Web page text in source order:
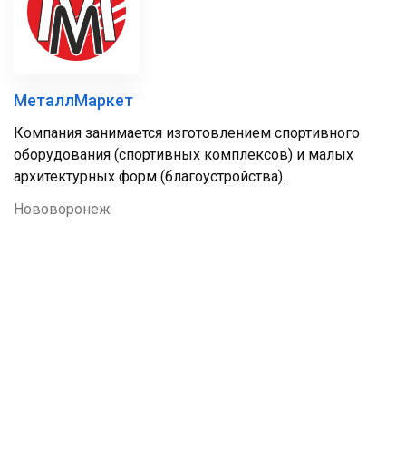
МеталлМаркет
Компания занимается изготовлением спортивного
оборудования (спортивных комплексов) и малых
архитектурных форм (благоустройства).
Нововоронеж